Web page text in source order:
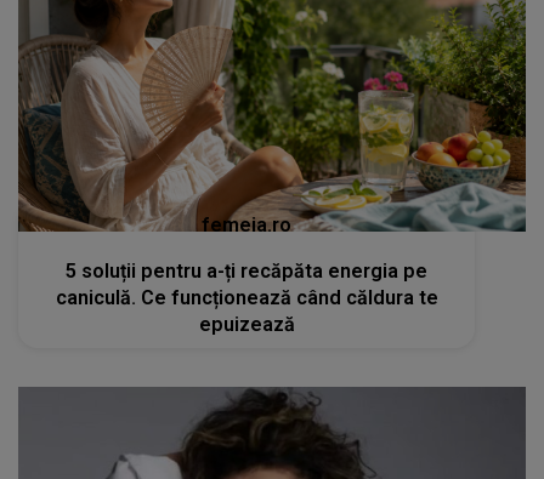
femeia.ro
5 soluții pentru a-ți recăpăta energia pe
caniculă. Ce funcționează când căldura te
epuizează